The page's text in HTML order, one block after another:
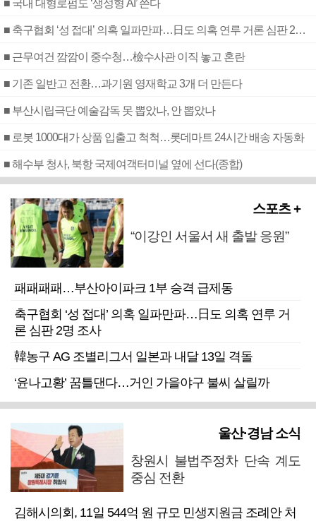
■ 국내 대형로펌도 ‘생성형 AI’ 쓴다
■ 축구협회 ‘성 접대’ 의혹 일파만파…日도 의혹 연루 거론 심판 2명 조사
■ 근무여건 깜깜이 중수청…檢수사관 이직 놓고 혼란
■ 기존 일반고 전환…과기원 영재학교 3개 더 만든다
■ 부산시립극단 예술감독 못 뽑았나, 안 뽑았나
■ 로봇 1000대가 상품 입출고 척척…롯데마트 24시간 배송 자동화
■ 해수부 청사, 북항 국제여객터미널 옆에 선다(종합)
스포츠 +
“이강인 서울서 새 출발 응원”
패패패패…부산아이파크 1부 승격 급제동
축구협회 ‘성 접대’ 의혹 일파만파…日도 의혹 연루 거
론 심판 2명 조사
韓농구 AG 조별리그서 일본과 내달 13일 격돌
‘윤나고황’ 꿈틀댄다…거인 가을야구 불씨 살릴까
울산·경남 소식
창원시 불법주정차 단속 계도
중심 전환
김해시의회, 11일 544억 원 규모 민생지원금 조례안 처